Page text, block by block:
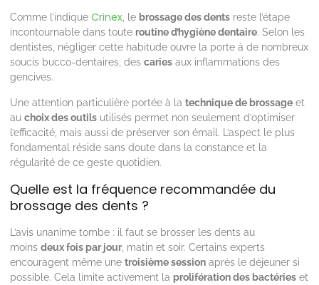
Comme l’indique Crinex , le brossage des dents reste l’étape
incontournable dans toute routine d’hygiène dentaire. Selon les
dentistes, négliger cette habitude ouvre la porte à de nombreux
soucis bucco-dentaires, des caries aux inflammations des
gencives.
Une attention particulière portée à la technique de brossage et
au choix des outils utilisés permet non seulement d’optimiser
l’efficacité, mais aussi de préserver son émail. L’aspect le plus
fondamental réside sans doute dans la constance et la
régularité de ce geste quotidien.
Quelle est la fréquence recommandée du
brossage des dents ?
L’avis unanime tombe : il faut se brosser les dents au
moins deux fois par jour, matin et soir. Certains experts
encouragent même une troisième session après le déjeuner si
possible. Cela limite activement la prolifération des bactéries et